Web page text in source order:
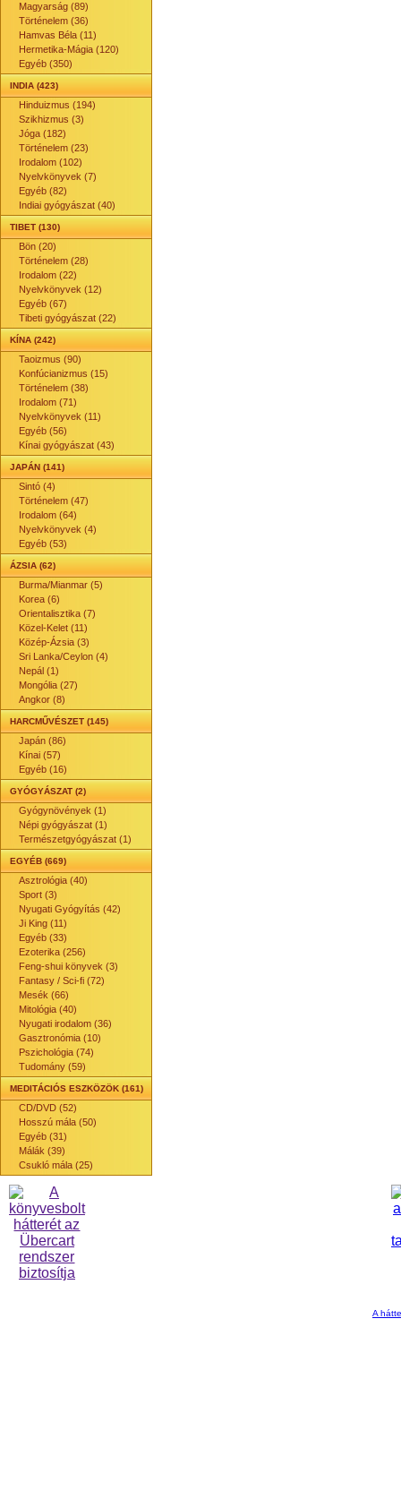
Magyarság (89)
Történelem (36)
Hamvas Béla (11)
Hermetika-Mágia (120)
Egyéb (350)
INDIA (423)
Hinduizmus (194)
Szikhizmus (3)
Jóga (182)
Történelem (23)
Irodalom (102)
Nyelvkönyvek (7)
Egyéb (82)
Indiai gyógyászat (40)
TIBET (130)
Bön (20)
Történelem (28)
Irodalom (22)
Nyelvkönyvek (12)
Egyéb (67)
Tibeti gyógyászat (22)
KÍNA (242)
Taoizmus (90)
Konfúcianizmus (15)
Történelem (38)
Irodalom (71)
Nyelvkönyvek (11)
Egyéb (56)
Kínai gyógyászat (43)
JAPÁN (141)
Sintó (4)
Történelem (47)
Irodalom (64)
Nyelvkönyvek (4)
Egyéb (53)
ÁZSIA (62)
Burma/Mianmar (5)
Korea (6)
Orientalisztika (7)
Közel-Kelet (11)
Közép-Ázsia (3)
Sri Lanka/Ceylon (4)
Nepál (1)
Mongólia (27)
Angkor (8)
HARCMŰVÉSZET (145)
Japán (86)
Kínai (57)
Egyéb (16)
GYÓGYÁSZAT (2)
Gyógynövények (1)
Népi gyógyászat (1)
Természetgyógyászat (1)
EGYÉB (669)
Asztrológia (40)
Sport (3)
Nyugati Gyógyítás (42)
Ji King (11)
Egyéb (33)
Ezoterika (256)
Feng-shui könyvek (3)
Fantasy / Sci-fi (72)
Mesék (66)
Mitológia (40)
Nyugati irodalom (36)
Gasztronómia (10)
Pszichológia (74)
Tudomány (59)
MEDITÁCIÓS ESZKÖZÖK (161)
CD/DVD (52)
Hosszú mála (50)
Egyéb (31)
Málák (39)
Csukló mála (25)
A